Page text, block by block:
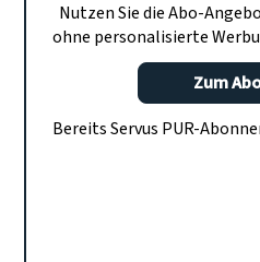
Nutzen Sie die Abo-
ohne personalisierte
Zum
Bereits Servus PUR-